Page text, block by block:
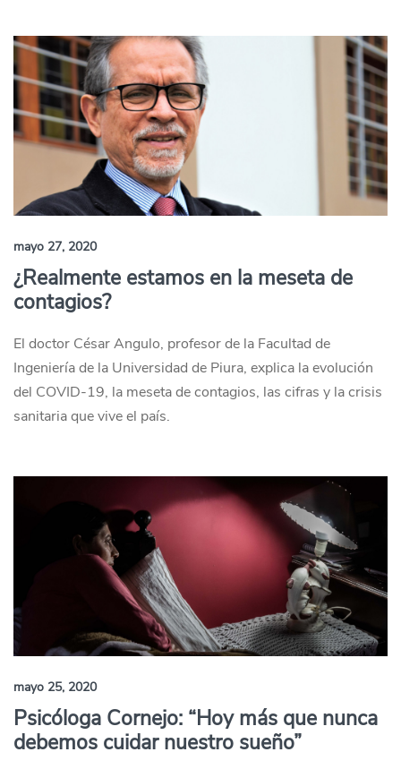
mayo 27, 2020
¿Realmente estamos en la meseta de
contagios?
El doctor César Angulo, profesor de la Facultad de
Ingeniería de la Universidad de Piura, explica la evolución
del COVID-19, la meseta de contagios, las cifras y la crisis
sanitaria que vive el país.
mayo 25, 2020
Psicóloga Cornejo: “Hoy más que nunca
debemos cuidar nuestro sueño”